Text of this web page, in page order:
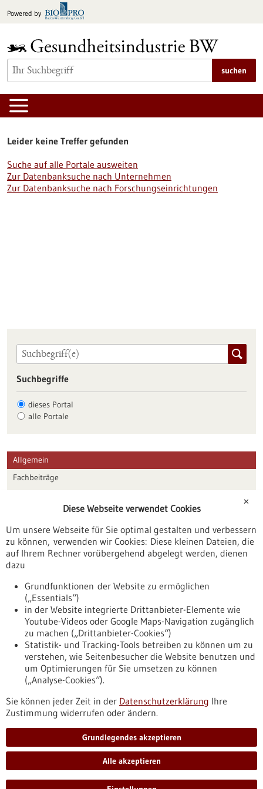
Inhalt
Powered by
suchen
Leider keine Treffer gefunden
Suche auf alle Portale ausweiten
Zur Datenbanksuche nach Unternehmen
Zur Datenbanksuche nach Forschungseinrichtungen
Suchbegriffe
dieses Portal
alle Portale
Allgemein
Fachbeiträge
Veranstaltungen
Erscheinungsdatum
Nach oben
Informiert bleiben
Newsletter abonnieren
✕
Diese Webseite verwendet Cookies
Um unsere Webseite für Sie optimal gestalten und verbessern
zu können, verwenden wir Cookies: Diese kleinen Dateien, die
auf Ihrem Rechner vorübergehend abgelegt werden, dienen
dazu
Grundfunktionen der Website zu ermöglichen
(„Essentials“)
in der Website integrierte Drittanbieter-Elemente wie
Youtube-Videos oder Google Maps-Navigation zugänglich
zu machen („Drittanbieter-Cookies“)
Statistik- und Tracking-Tools betreiben zu können um zu
verstehen, wie Seitenbesucher die Website benutzen und
um Optimierungen für Sie umsetzen zu können
(„Analyse-Cookies“).
Sie können jeder Zeit in der Datenschutzerklärung Ihre
Zustimmung widerrufen oder ändern.
Grundlegendes akzeptieren
Alle akzeptieren